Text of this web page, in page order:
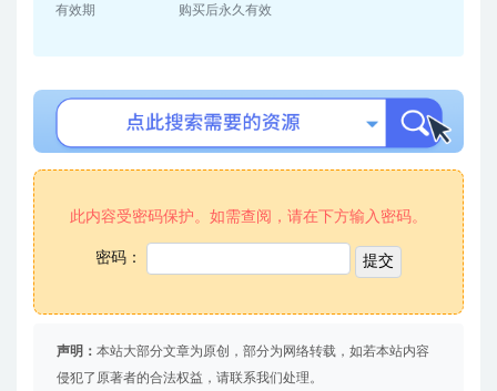
有效期 购买后永久有效
此内容受密码保护。如需查阅，请在下方输入密码。
密码：
声明： 本站大部分文章为原创，部分为网络转载，如若本站内容
侵犯了原著者的合法权益，请联系我们处理。